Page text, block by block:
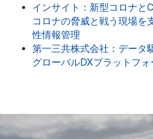
インサイト：新型コロナと
コロナの脅威と戦う現場を
性情報管理
第一三共株式会社：データ
グローバルDXプラットフォ